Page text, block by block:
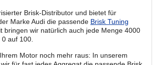
Brisk-Distributor und bietet für
Marke Audi die passende Brisk Tuning
bringen wir natürlich auch jede Menge 4000
0 auf 100.
Motor noch mehr raus: In unserem